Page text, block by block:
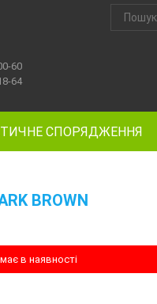
60
64
СПОРЯДЖЕННЯ
BROWN
в наявності